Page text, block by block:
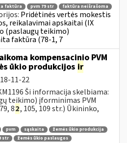
faktūra pvm 79 str faktūra neišrašoma
Pridėtinės vertės mokestis
reikalavimai apskaitai (IX
(paslaugų teikimo)
faktūra (78-1, 7
kompensacinio PVM
ūkio produkcijos ir
11-22
Ši informacija skelbiama:
teikimo) įforminimas PVM
82, 105, 109 str.) Ūkininko,
pvm sąskaita
žemės ūkio produkcija
str
žemės ūkio paslaugos